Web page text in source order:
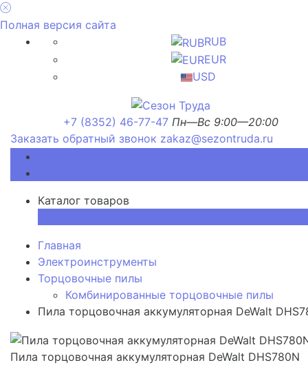
Полная версия сайта
RUB
EUR
USD
+7 (8352) 46-77-47 Пн—Вс 9:00—20:00
Заказать обратный звонок zakaz@sezontruda.ru
Каталог товаров
Главная
Электроинструменты
Торцовочные пилы
Комбинированные торцовочные пилы
Пила торцовочная аккумуляторная DeWalt
Пила торцовочная аккумуляторная DeWalt DHS780N